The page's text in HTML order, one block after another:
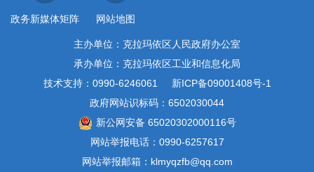
息公开，截至目前
25篇。
依申请公开情况
规范依申请公开办理流程，
接收、登记、审核、办理、
政务新媒体矩阵 网站地图
主办单位：克拉玛依区人民政府办公室
承办单位：克拉玛依区工业和信息化局
技术支持：0990-6246061
新ICP备09001408号-1
政府网站识标码：6502030044
新公网安备 65020302000116号
网站举报电话：0990-6257617
网站举报邮箱：klmyqzfb@qq.com